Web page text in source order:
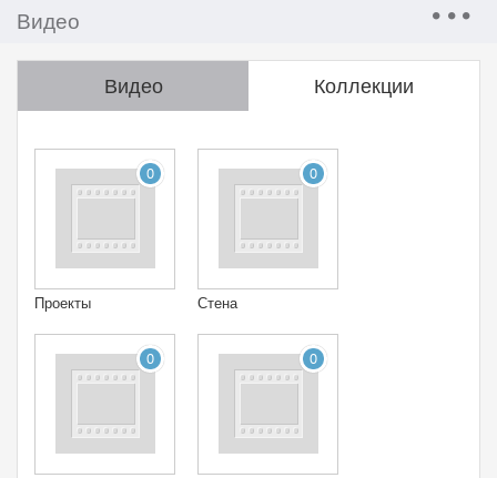
Видео
Видео Коллекции
0
Проекты
0
Стена
0 0